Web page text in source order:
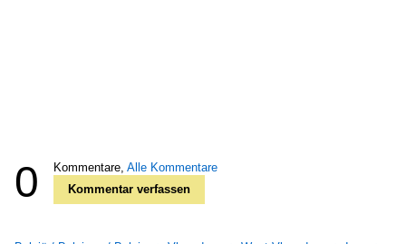
0 Kommentare, Alle Kommentare
Kommentar verfassen